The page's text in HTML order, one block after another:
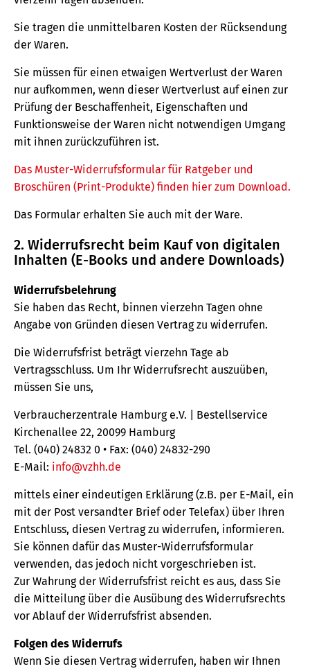
Sie tragen die unmittelbaren Kosten der Rücksendung
der Waren.
Sie müssen für einen etwaigen Wertverlust der Waren
nur aufkommen, wenn dieser Wertverlust auf einen zur
Prüfung der Beschaffenheit, Eigenschaften und
Funktionsweise der Waren nicht notwendigen Umgang
mit ihnen zurückzuführen ist.
Das Muster-Widerrufsformular für Ratgeber und
Broschüren (Print-Produkte) finden hier zum Download.
Das Formular erhalten Sie auch mit der Ware.
2. Widerrufsrecht beim Kauf von digitalen
Inhalten (E-Books und andere Downloads)
Widerrufsbelehrung
Sie haben das Recht, binnen vierzehn Tagen ohne
Angabe von Gründen diesen Vertrag zu widerrufen.
Die Widerrufsfrist beträgt vierzehn Tage ab
Vertragsschluss. Um Ihr Widerrufsrecht auszuüben,
müssen Sie uns,
Verbraucherzentrale Hamburg e.V. | Bestellservice
Kirchenallee 22, 20099 Hamburg
Tel. (040) 24832 0 • Fax: (040) 24832-290
E-Mail: info@vzhh.de
mittels einer eindeutigen Erklärung (z.B. per E-Mail, ein
mit der Post versandter Brief oder Telefax) über Ihren
Entschluss, diesen Vertrag zu widerrufen, informieren.
Sie können dafür das Muster-Widerrufsformular
verwenden, das jedoch nicht vorgeschrieben ist.
Zur Wahrung der Widerrufsfrist reicht es aus, dass Sie
die Mitteilung über die Ausübung des Widerrufsrechts
vor Ablauf der Widerrufsfrist absenden.
Folgen des Widerrufs
Wenn Sie diesen Vertrag widerrufen, haben wir Ihnen